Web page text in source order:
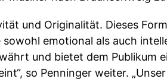
und Originalität. Dieses
emotional als auch
und bietet dem Publikum
so Penninger weiter.